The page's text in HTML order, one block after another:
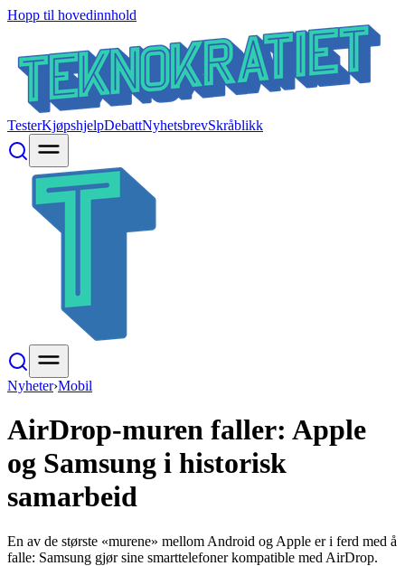
Hopp til hovedinnhold
TesterKjøpshjelpDebattNyhetsbrevSkråblikk
Nyheter›Mobil
AirDrop-muren faller: Apple
og Samsung i historisk
samarbeid
En av de største «murene» mellom Android og Apple er i ferd med å
falle: Samsung gjør sine smarttelefoner kompatible med AirDrop.